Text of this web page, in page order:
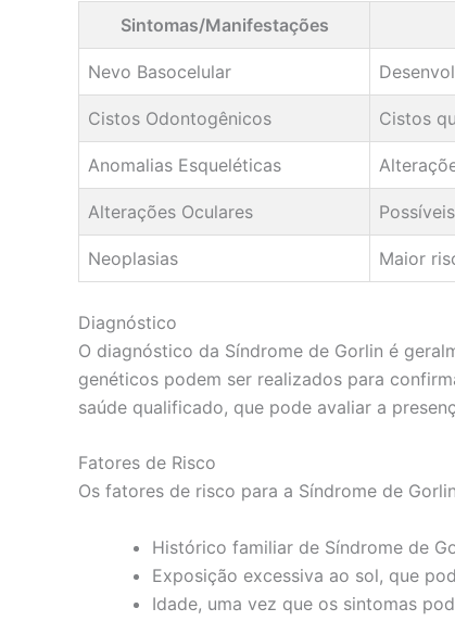
Sintomas/Manifestações
Nevo Basocelular
Cistos Odontogênicos Cistos
Anomalias Esqueléticas
Alterações Oculares
Neoplasias Maior
Diagnóstico
O diagnóstico da Síndrome de Gorlin é
genéticos podem ser realizados para
saúde qualificado, que pode avaliar a
Fatores de Risco
Os fatores de risco para a Síndrome de
Histórico familiar de Síndrome de
Exposição excessiva ao sol, que
Idade, uma vez que os sintomas